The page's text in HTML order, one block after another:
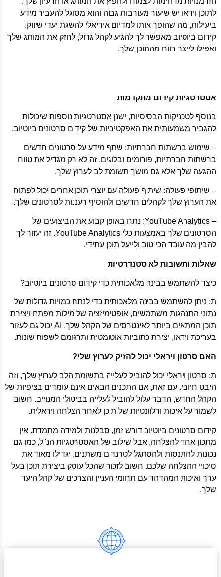
לתוכן וידאו יש שיעור מעורבות גבוה והוא מסוגל להעביר מידע
ביעילות, מה שהופך אותו למדיום אידיאלי להשגת יעדי שיווק.
קידום ביוטיוב מאפשר לך להגיע לקהל גדול, לחזק את המותג שלך
ואפילו לייצר רווח מהתוכן שלך.
אסטרטגיות קידום מתקדמות
בנוסף לטכניקות הבסיסיות, ישנן אסטרטגיות נוספות שיכולות
להגביר משמעותית את האפקטיביות של קידום סרטונים ביוטיוב.
– שימוש ברשתות חברתיות: שתף מידע על סרטונים חדשים
ברשתות חברתיות, פורומים ובלוגים. זה לא רק מגדיל את טווח
ההגעה שלך אלא גם מושך תשומת לב לערוץ שלך.
– שיתופי פעולה: שיתוף פעולה עם יוצרי תוכן אחרים יכול לפתוח
את הערוץ שלך לקהלים חדשים ולהוסיף רעננות לסרטונים שלך.
– YouTube Analytics: נתח באופן קבוע את הביצועים של
הסרטונים שלך באמצעות כלי YouTube Analytics. זה יעזור לך
להבין מה עובד הכי טוב ולייעל תוכן עתידי.
שאלות ותשובות לא סטנדרטיות
כיצד להשתמש בבינה מלאכותית כדי קידום סרטונים ביוטיוב?
ת: ניתן להשתמש בבינה מלאכותית כדי לנתח כמויות גדולות של
נתוני התנהגות משתמשים, אופטימיזציה של מילות מפתח ויצירת
תוכן המתאים ביותר לאינטרסים של הקהל שלך. AI יכול גם לעזור
בעריכת וידאו, יצירת כתוביות אוטומטית ותרגומם לשפות שונות.
האם סרטון ויראלי יכול להזיק לערוץ שלי?
ת: סרטון ויראלי יכול להוביל לעלייה בתשומת הלב לערוץ שלך, וזה
היבט חיובי. עם זאת, אם התכנים הבאים אינם עומדים בציפיות של
הקהל החדש, הדבר עלול להוביל לעלייה בביטולי המנויים. חשוב
לשמור על איכות ורלוונטיות של תוכן לאחר הצלחה ויראלית.
קידום סרטונים ביוטיוב דורש זמן, סבלנות ולמידה מתמדת. אין
מתכון אחד להצלחה, אבל שילוב של האסטרטגיות הנ"ל, כמו גם
נכונות להתנסות ולהסתגל לטרנדים משתנים, יגדילו מאוד את
סיכויי ההצלחה שלכם. חשוב לזכור שהכל עוסק ביצירת תוכן בעל
ערך ואיכות המהדהד עם תחומי העניין והצרכים של קהל היעד
שלך.